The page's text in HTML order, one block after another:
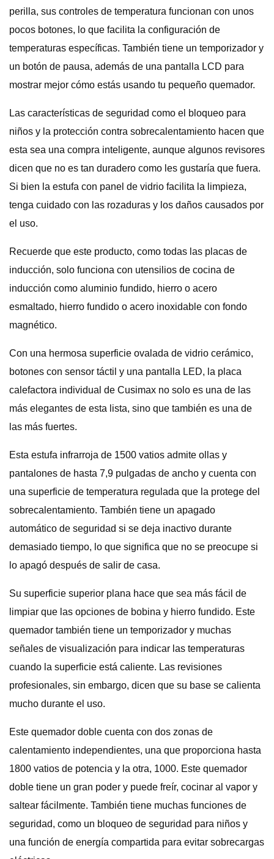
perilla, sus controles de temperatura funcionan con unos
pocos botones, lo que facilita la configuración de
temperaturas específicas. También tiene un temporizador y
un botón de pausa, además de una pantalla LCD para
mostrar mejor cómo estás usando tu pequeño quemador.
Las características de seguridad como el bloqueo para
niños y la protección contra sobrecalentamiento hacen que
esta sea una compra inteligente, aunque algunos revisores
dicen que no es tan duradero como les gustaría que fuera.
Si bien la estufa con panel de vidrio facilita la limpieza,
tenga cuidado con las rozaduras y los daños causados ​​por
el uso.
Recuerde que este producto, como todas las placas de
inducción, solo funciona con utensilios de cocina de
inducción como aluminio fundido, hierro o acero
esmaltado, hierro fundido o acero inoxidable con fondo
magnético.
Con una hermosa superficie ovalada de vidrio cerámico,
botones con sensor táctil y una pantalla LED, la placa
calefactora individual de Cusimax no solo es una de las
más elegantes de esta lista, sino que también es una de
las más fuertes.
Esta estufa infrarroja de 1500 vatios admite ollas y
pantalones de hasta 7,9 pulgadas de ancho y cuenta con
una superficie de temperatura regulada que la protege del
sobrecalentamiento. También tiene un apagado
automático de seguridad si se deja inactivo durante
demasiado tiempo, lo que significa que no se preocupe si
lo apagó después de salir de casa.
Su superficie superior plana hace que sea más fácil de
limpiar que las opciones de bobina y hierro fundido. Este
quemador también tiene un temporizador y muchas
señales de visualización para indicar las temperaturas
cuando la superficie está caliente. Las revisiones
profesionales, sin embargo, dicen que su base se calienta
mucho durante el uso.
Este quemador doble cuenta con dos zonas de
calentamiento independientes, una que proporciona hasta
1800 vatios de potencia y la otra, 1000. Este quemador
doble tiene un gran poder y puede freír, cocinar al vapor y
saltear fácilmente. También tiene muchas funciones de
seguridad, como un bloqueo de seguridad para niños y
una función de energía compartida para evitar sobrecargas